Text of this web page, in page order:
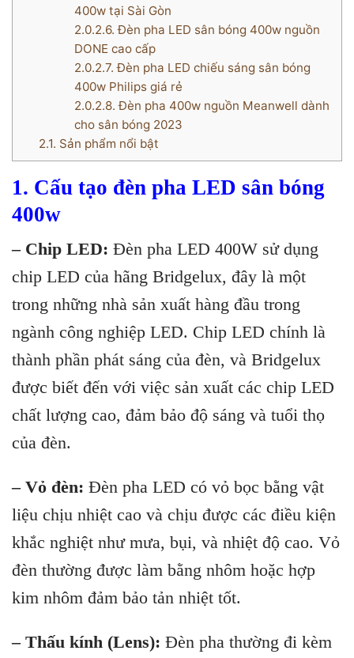
400w tại Sài Gòn
2.0.2.6. Đèn pha LED sân bóng 400w nguồn
DONE cao cấp
2.0.2.7. Đèn pha LED chiếu sáng sân bóng
400w Philips giá rẻ
2.0.2.8. Đèn pha 400w nguồn Meanwell dành
cho sân bóng 2023
2.1. Sản phẩm nổi bật
1. Cấu tạo đèn pha LED sân bóng
400w
– Chip LED: Đèn pha LED 400W sử dụng
chip LED của hãng Bridgelux, đây là một
trong những nhà sản xuất hàng đầu trong
ngành công nghiệp LED. Chip LED chính là
thành phần phát sáng của đèn, và Bridgelux
được biết đến với việc sản xuất các chip LED
chất lượng cao, đảm bảo độ sáng và tuổi thọ
của đèn.
– Vỏ đèn: Đèn pha LED có vỏ bọc bằng vật
liệu chịu nhiệt cao và chịu được các điều kiện
khắc nghiệt như mưa, bụi, và nhiệt độ cao. Vỏ
đèn thường được làm bằng nhôm hoặc hợp
kim nhôm đảm bảo tản nhiệt tốt.
– Thấu kính (Lens): Đèn pha thường đi kèm